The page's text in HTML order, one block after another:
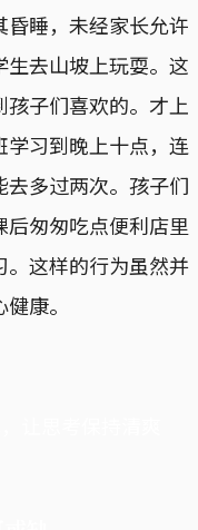
睡，未经家长允许
去山坡上玩耍。这
子们喜欢的。才上
习到晚上十点，连
多过两次。孩子们
匆匆吃点便利店里
。这样的行为虽然并
康。